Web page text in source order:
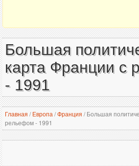
Большая
карта Франции с
- 1991
Главная / Европа /Франция /Большая
рельефом - 1991